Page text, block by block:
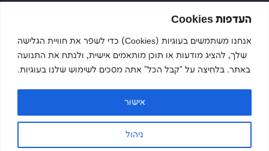
העדפות Cookies
אנחנו משתמשים בעוגיות (Cookies) כדי לשפר את חוויית הגלישה
שלך, להציג מודעות או תוכן מותאמים אישית, ולנתח את התנועה
באתר. בלחיצה על "קבל הכל" אתה מסכים לשימוש שלנו בעוגיות.
ניהול
אישור
צרו קשר
Site byImaginet
הצהרת נגישות